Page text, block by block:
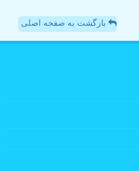
بازگشت به صفحه اصلی